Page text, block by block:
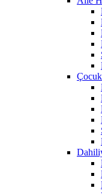
Çocuk